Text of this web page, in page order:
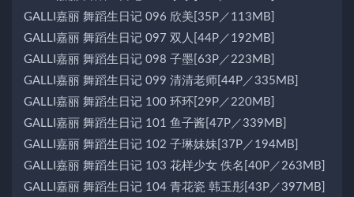
GALLI嘉丽 舞蹈生日记 096 欣美[35P／113MB]
GALLI嘉丽 舞蹈生日记 097 双人[44P／192MB]
GALLI嘉丽 舞蹈生日记 098 子墨[63P／223MB]
GALLI嘉丽 舞蹈生日记 099 清清老师[44P／335MB]
GALLI嘉丽 舞蹈生日记 100 环环[29P／220MB]
GALLI嘉丽 舞蹈生日记 101 鱼子酱[47P／339MB]
GALLI嘉丽 舞蹈生日记 102 子琳妹妹[37P／194MB]
GALLI嘉丽 舞蹈生日记 103 花样少女 佚名[40P／263MB]
GALLI嘉丽 舞蹈生日记 104 青花瓷 韩玉彤[43P／397MB]